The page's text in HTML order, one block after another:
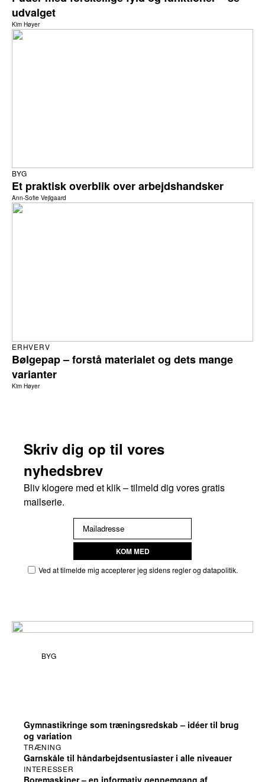
udvalget
Kim Høyer
Et praktisk overblik over arbejdshandsker
BYG
Ann-Sofie Vejlgaard
Bølgepap – forstå materialet og dets mange
varianter
ERHVERV
Kim Høyer
Skriv dig op til vores
nyhedsbrev
Bliv klogere med et klik – tilmeld dig vores gratis
mailserie.
KOM MED
Ved at tilmelde mig accepterer jeg sidens regler og datapolitik.
– neutral og
informativ
BYG
Gymnastikringe som træningsredskab – idéer til brug
og variation
TRÆNING
Garnskåle til håndarbejdsentusiaster i alle niveauer
INTERESSER